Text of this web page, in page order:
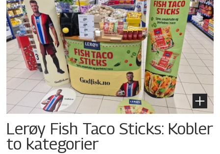
Lerøy Fish Taco Sticks: Kobler
to kategorier